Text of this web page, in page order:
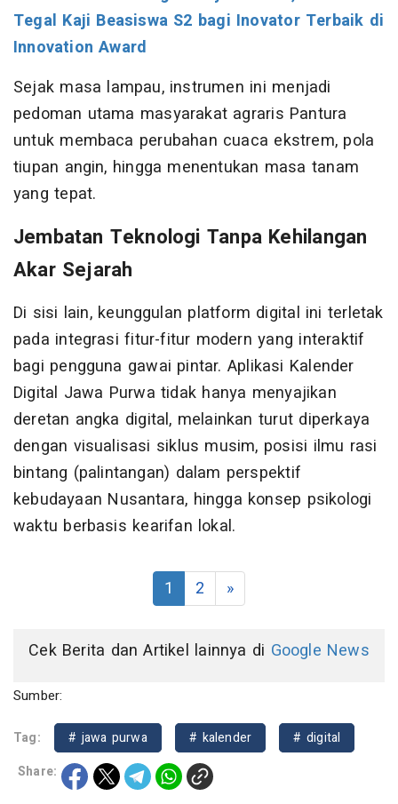
Tegal Kaji Beasiswa S2 bagi Inovator Terbaik di
Innovation Award
Sejak masa lampau, instrumen ini menjadi
pedoman utama masyarakat agraris Pantura
untuk membaca perubahan cuaca ekstrem, pola
tiupan angin, hingga menentukan masa tanam
yang tepat.
Jembatan Teknologi Tanpa Kehilangan
Akar Sejarah
Di sisi lain, keunggulan platform digital ini terletak
pada integrasi fitur-fitur modern yang interaktif
bagi pengguna gawai pintar. Aplikasi Kalender
Digital Jawa Purwa tidak hanya menyajikan
deretan angka digital, melainkan turut diperkaya
dengan visualisasi siklus musim, posisi ilmu rasi
bintang (palintangan) dalam perspektif
kebudayaan Nusantara, hingga konsep psikologi
waktu berbasis kearifan lokal.
1 2 »
Cek Berita dan Artikel lainnya di Google News
Sumber:
Tag: # jawa purwa # kalender
# digital
Share: